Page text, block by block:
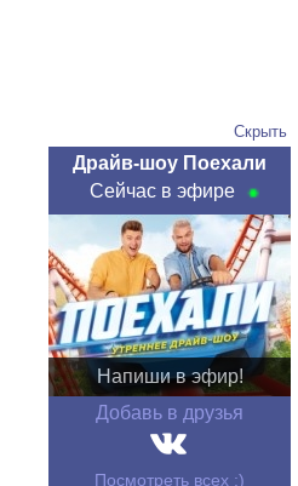
Скрыть
Драйв-шоу Поехали
Сейчас в эфире
Напиши в эфир!
Добавь в друзья
Посмотреть всех :)